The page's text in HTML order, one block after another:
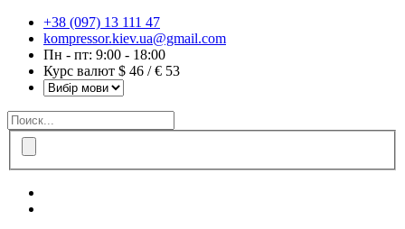
+38 (097) 13 111 47
kompressor.kiev.ua@gmail.com
Пн - пт: 9:00 - 18:00
Курс валют $ 46 / € 53